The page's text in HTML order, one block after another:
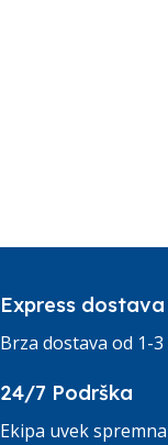
Express dostava
Brza dostava od 1-
24/7 Podrška
Ekipa uvek